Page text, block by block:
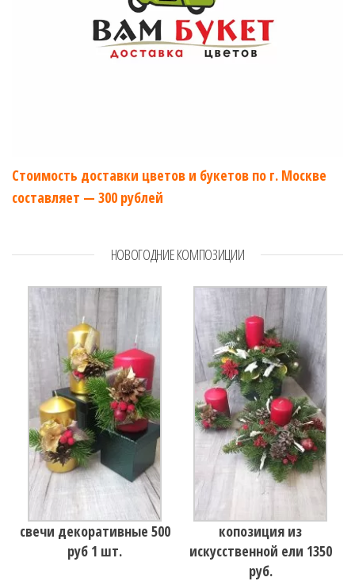
Стоимость доставки цветов и букетов по г. Москве
составляет — 300 рублей
НОВОГОДНИЕ КОМПОЗИЦИИ
свечи декоративные 500
руб 1 шт.
копозиция из
искусственной ели 1350
руб.